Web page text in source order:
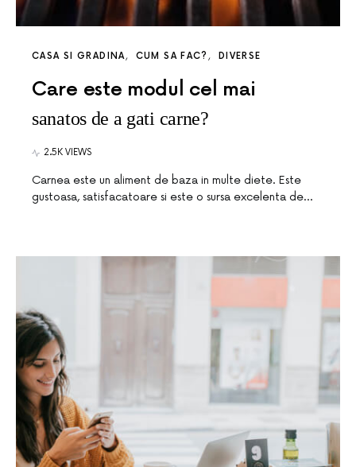
CASA SI GRADINA CUM SA FAC? DIVERSE
Care este modul cel mai
sanatos de a gati carne?
2.5K VIEWS
Carnea este un aliment de baza in multe diete. Este
gustoasa, satisfacatoare si este o sursa excelenta de…